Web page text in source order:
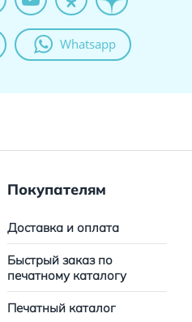
Whatsapp
Покупателям
Доставка и оплата
Быстрый заказ по
печатному каталогу
Печатный каталог